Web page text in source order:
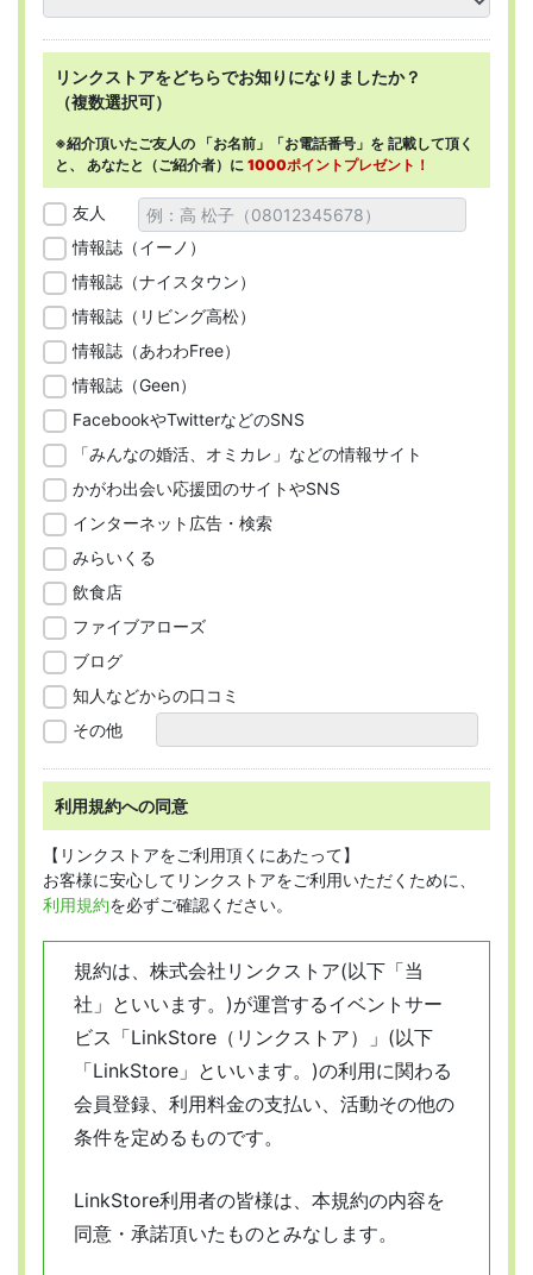
リンクストアをどちらでお知りになりましたか？
（複数選択可）
※紹介頂いたご友人の 「お名前」「お電話番号」を 記載して頂く
と、 あなたと（ご紹介者）に 1000ポイントプレゼント！
友人
情報誌（イーノ）
情報誌（ナイスタウン）
情報誌（リビング高松）
情報誌（あわわFree）
情報誌（Geen）
FacebookやTwitterなどのSNS
「みんなの婚活、オミカレ」などの情報サイト
かがわ出会い応援団のサイトやSNS
インターネット広告・検索
みらいくる
飲食店
ファイブアローズ
ブログ
知人などからの口コミ
その他
利用規約への同意
【リンクストアをご利用頂くにあたって】
お客様に安心してリンクストアをご利用いただくために、
利用規約を必ずご確認ください。
規約は、株式会社リンクストア(以下「当
社」といいます。)が運営するイベントサー
ビス「LinkStore（リンクストア）」(以下
「LinkStore」といいます。)の利用に関わる
会員登録、利用料金の支払い、活動その他の
条件を定めるものです。
LinkStore利用者の皆様は、本規約の内容を
同意・承諾頂いたものとみなします。